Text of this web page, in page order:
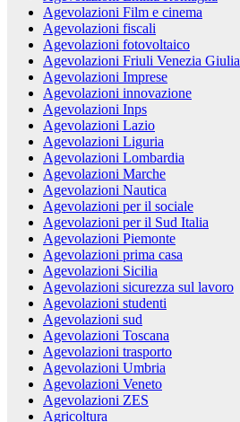
Agevolazioni Film e cinema
Agevolazioni fiscali
Agevolazioni fotovoltaico
Agevolazioni Friuli Venezia Giulia
Agevolazioni Imprese
Agevolazioni innovazione
Agevolazioni Inps
Agevolazioni Lazio
Agevolazioni Liguria
Agevolazioni Lombardia
Agevolazioni Marche
Agevolazioni Nautica
Agevolazioni per il sociale
Agevolazioni per il Sud Italia
Agevolazioni Piemonte
Agevolazioni prima casa
Agevolazioni Sicilia
Agevolazioni sicurezza sul lavoro
Agevolazioni studenti
Agevolazioni sud
Agevolazioni Toscana
Agevolazioni trasporto
Agevolazioni Umbria
Agevolazioni Veneto
Agevolazioni ZES
Agricoltura